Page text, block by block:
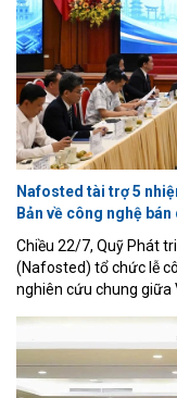
Nafosted tài trợ 5
Bản về công nghệ bán
Chiều 22/7, Quỹ Phát
(Nafosted) tổ chức lễ
nghiên cứu chung giữa
song phương sang
phần thúc đẩy làm chủ
dẫn Việt Nam.